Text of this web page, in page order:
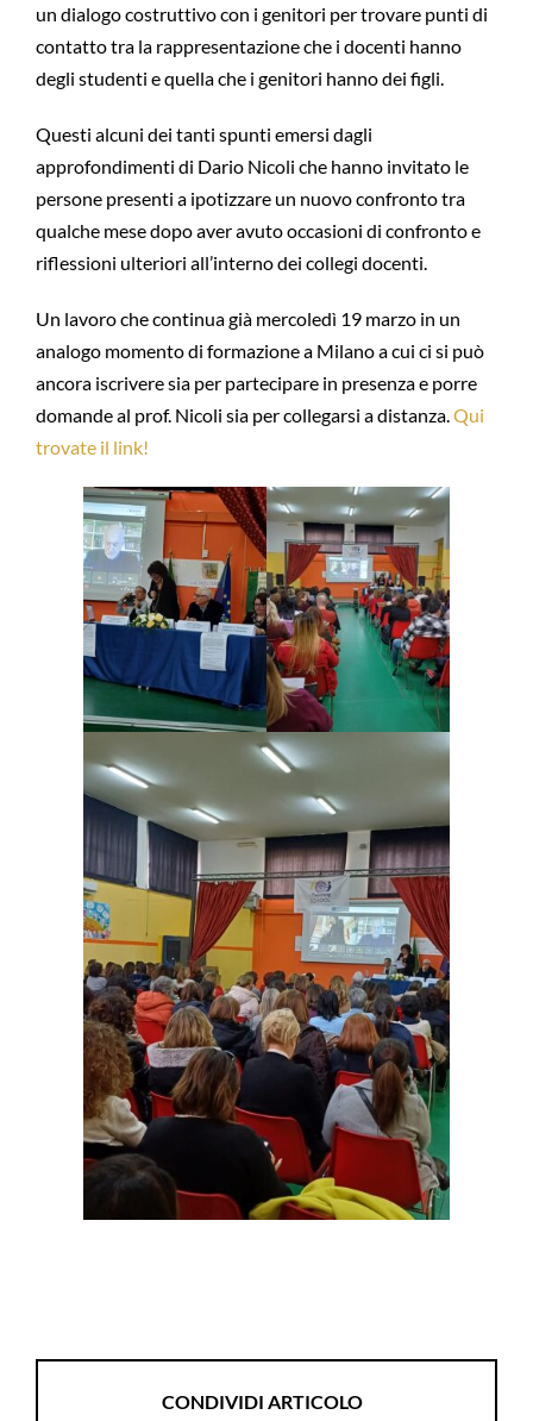
un dialogo costruttivo con i genitori per trovare punti di
contatto tra la rappresentazione che i docenti hanno
degli studenti e quella che i genitori hanno dei figli.
Questi alcuni dei tanti spunti emersi dagli
approfondimenti di Dario Nicoli che hanno invitato le
persone presenti a ipotizzare un nuovo confronto tra
qualche mese dopo aver avuto occasioni di confronto e
riflessioni ulteriori all’interno dei collegi docenti.
Un lavoro che continua già mercoledì 19 marzo in un
analogo momento di formazione a Milano a cui ci si può
ancora iscrivere sia per partecipare in presenza e porre
domande al prof. Nicoli sia per collegarsi a distanza.Qui
trovate il link!
CONDIVIDI ARTICOLO